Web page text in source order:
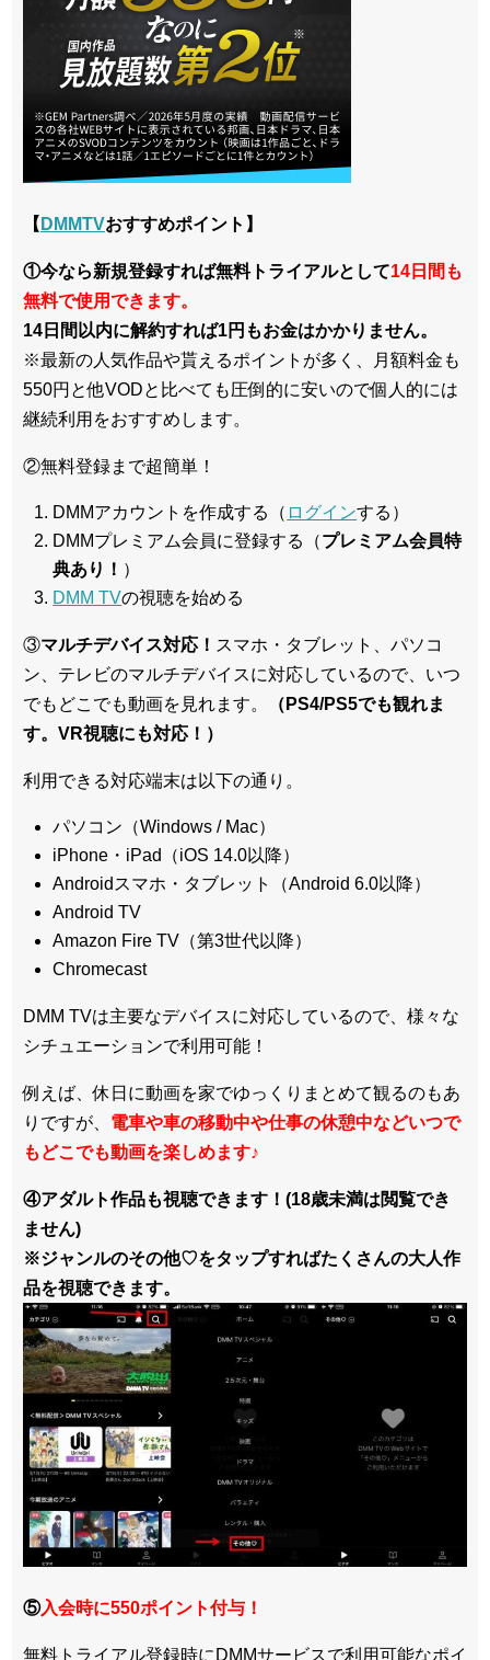
【 DMMTVおすすめポイント】
①今なら新規登録すれば無料トライアルとして14日間も
無料で使用できます。
14日間以内に解約すれば1円もお金はかかりません。
※最新の人気作品や貰えるポイントが多く、月額料金も
550円と他VODと比べても圧倒的に安いので個人的には
継続利用をおすすめします。
②無料登録まで超簡単！
DMMアカウントを作成する（ ログインする）
DMMプレミアム会員に登録する（プレミアム会員特
典あり！ ）
DMM TVの視聴を始める
③マルチデバイス対応！ スマホ・タブレット、パソコ
ン、テレビのマルチデバイスに対応しているので、いつ
でもどこでも動画を見れます。
（PS4/PS5でも観れま
す。VR視聴にも対応！）
利用できる対応端末は以下の通り。
パソコン（Windows / Mac）
iPhone・iPad（iOS 14.0以降）
Androidスマホ・タブレット（Android 6.0以降）
Android TV
Amazon Fire TV（第3世代以降）
Chromecast
DMM TVは主要なデバイスに対応しているので、 様々な
シチュエーションで利用可能！
例えば、休日に動画を家でゆっくりまとめて観るのもあ
りですが、 電車や車の移動中や仕事の休憩中などいつで
もどこでも動画を楽しめます♪
④アダルト作品も視聴できます！(18歳未満は閲覧でき
ません)
※ジャンルのその他♡をタップすればたくさんの大人作
品を視聴できます。
⑤入会時に550ポイント付与！
無料トライアル登録時にDMMサービスで利用可能なポイ